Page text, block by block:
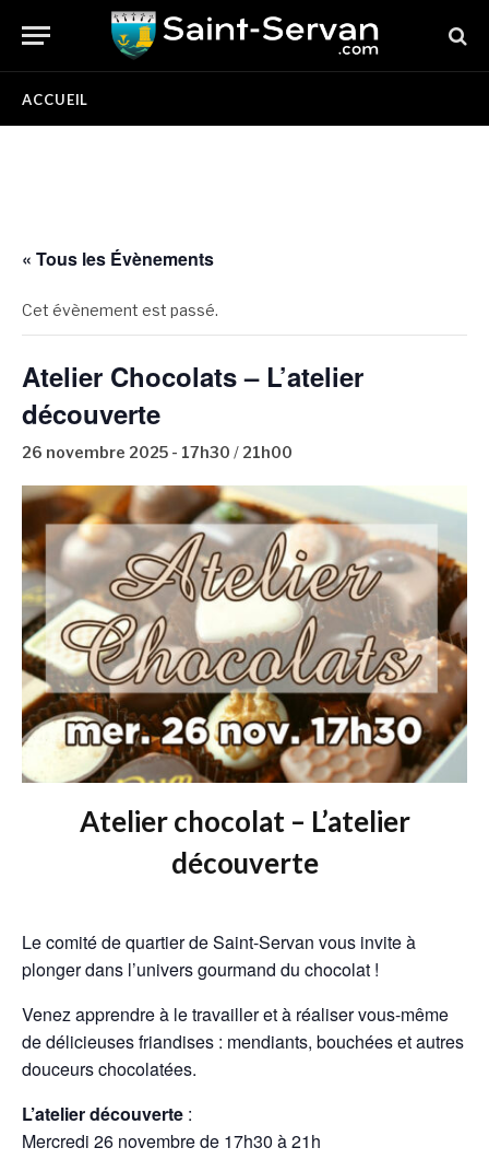
ACCUEIL
« Tous les Évènements
Cet évènement est passé.
Atelier Chocolats – L’atelier
découverte
26 novembre 2025 - 17h30 / 21h00
Atelier chocolat – L’atelier
découverte
Le comité de quartier de Saint-Servan vous invite à
plonger dans l’univers gourmand du chocolat !
Venez apprendre à le travailler et à réaliser vous-même
de délicieuses friandises : mendiants, bouchées et autres
douceurs chocolatées.
L’atelier découverte :
Mercredi 26 novembre de 17h30 à 21h